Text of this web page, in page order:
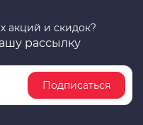
акций и скидок?
рассылку
Подписаться